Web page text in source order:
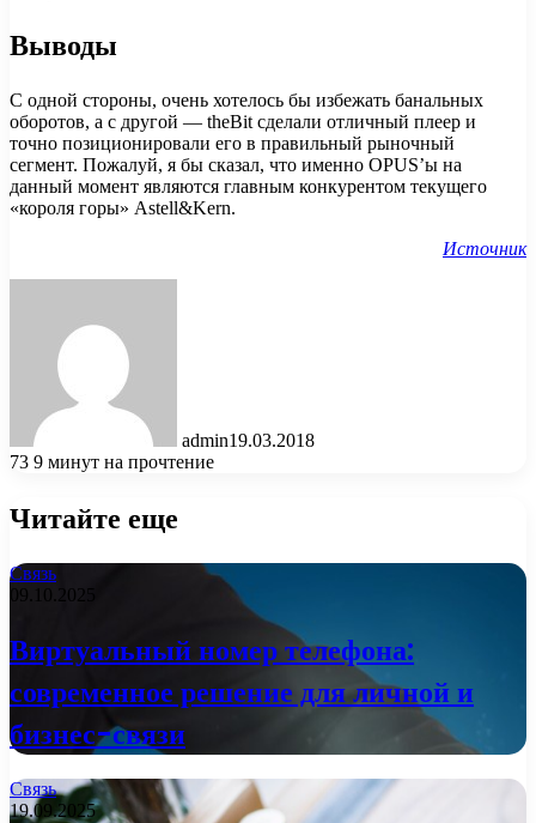
Выводы
С одной стороны, очень хотелось бы избежать банальных
оборотов, а с другой — theBit сделали отличный плеер и
точно позиционировали его в правильный рыночный
сегмент. Пожалуй, я бы сказал, что именно OPUS’ы на
данный момент являются главным конкурентом текущего
«короля горы» Astell&Kern.
Источник
admin19.03.2018
73 9 минут на прочтение
Читайте еще
Связь
09.10.2025
Виртуальный номер телефона:
современное решение для личной и
бизнес-связи
Связь
19.09.2025